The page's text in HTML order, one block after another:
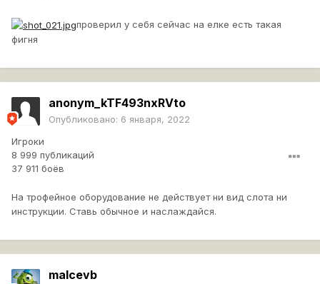
проверил у себя сейчас на елке есть такая
фигня
anonym_kTF493nxRVto
Опубликовано: 6 января, 2022
Игроки
8 999 публикаций
37 911 боёв
На трофейное оборудование не действует ни вид слота ни
инструкции. Ставь обычное и наслаждайся.
malcevb